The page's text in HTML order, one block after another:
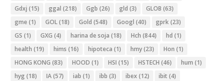
Gdxj (15) ggal (218) Ggb (26) gld (3) GLOB (63)
gme (1) GOL(18) Gold (548) Googl (40) gprk(23)
GS (1) GXG (4) harina de soja (18) Hch (844) hd (1)
health (19) hims (16) hipoteca (1) hmy(23) Hon (1)
HONG KONG (83) HOOD (1) HSI (15) HSTECH (46) hum (1)
hyg (18) IA(57) iab (1) ibb (3) ibex (12) ibit (4)